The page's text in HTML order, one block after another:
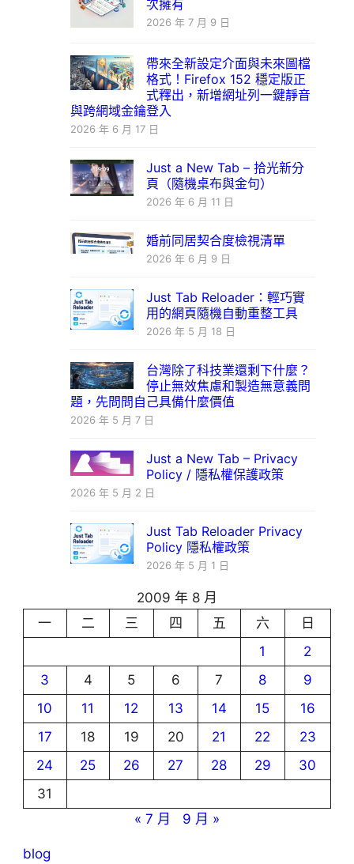
次擁有
2026 年 7 月 9 日
帶來全新設定介面與未來圖檔
格式！Firefox 152 穩定版正
式釋出，新增網址列一鍵靜音
與跨網域金鑰登入
2026 年 6 月 17 日
Just a New Tab – 拾光新分
頁（隨機桌布與金句）
2026 年 6 月 11 日
婚前同居契合度檢視清單
2026 年 6 月 9 日
Just Tab Reloader：輕巧實
用的網頁隨機自動重整工具
2026 年 5 月 18 日
台灣除了科技業還剩下什麼？
停止無效焦慮和製造無意義問
題，先問問自己具備什麼價值
2026 年 5 月 7 日
Just a New Tab – Privacy
Policy / 隱私權保護政策
2026 年 5 月 2 日
Just Tab Reloader Privacy
Policy 隱私權政策
2026 年 5 月 1 日
2009 年 8 月
一
二 三 四 五 六
日
1
2
3
4 5 6 7 8
9
10
11 12 13 14 15
16
17
18 19 20 21 22
23
24
25 26 27 28 29
30
31
« 7 月
9 月 »
blog